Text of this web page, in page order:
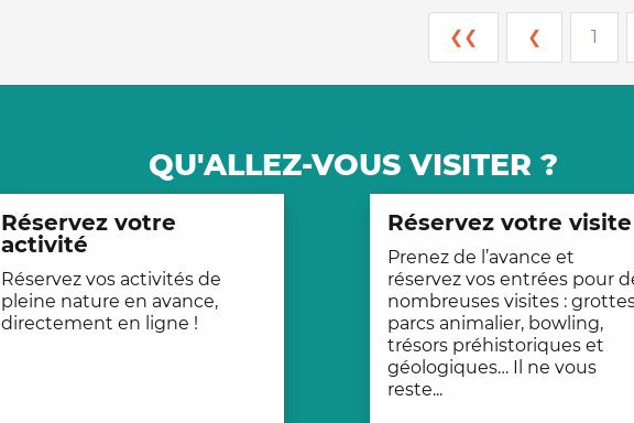
❮❮ ❮ 1
QU'ALLEZ-VOUS VISITER ?
Réservez votre
activité
Réservez vos activités de
pleine nature en avance,
directement en ligne !
Réservez votre visite
Prenez de l’avance et
réservez vos entrées pour
nombreuses visites :
parcs animalier, bowling,
trésors préhistoriques et
géologiques… Il ne vous
reste...